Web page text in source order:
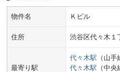
物件名 Ｋビル
住所 渋谷区代々木１
最寄り駅
代々木駅 （山手
代々木駅 （中央